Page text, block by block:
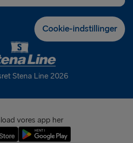
Cookie-indstillinger
Stena Line 2026
vores app her